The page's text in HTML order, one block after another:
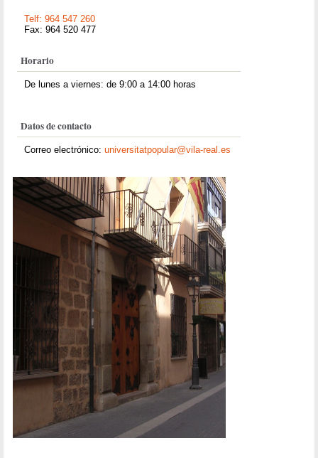
Telf: 964 547 260
Fax: 964 520 477
Horario
De lunes a viernes: de 9:00 a 14:00 horas
Datos de contacto
Correo electrónico:universitatpopular@vila-real.es